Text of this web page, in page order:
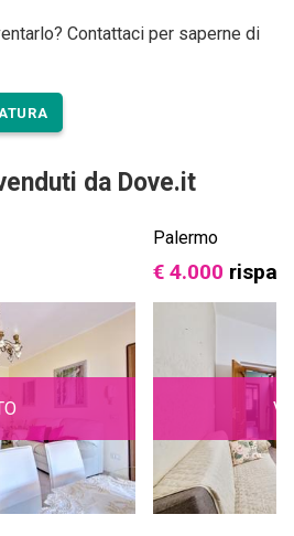
Contattaci per saperne di
da Dove.it
Palermo
€ 4.000